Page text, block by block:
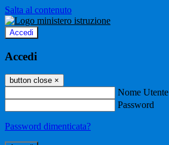
Salta al contenuto
Accedi
Accedi
button close ×
Nome Utente
Password
Password dimenticata?